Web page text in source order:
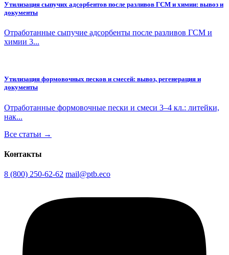
Утилизация сыпучих адсорбентов после разливов ГСМ и химии: вывоз и
документы
Отработанные сыпучие адсорбенты после разливов ГСМ и
химии 3...
Утилизация формовочных песков и смесей: вывоз, регенерация и
документы
Отработанные формовочные пески и смеси 3–4 кл.: литейки,
нак...
Все статьи →
Контакты
8 (800) 250-62-62 mail@ptb.eco